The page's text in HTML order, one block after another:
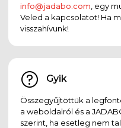
info@jadabo.com , egy
Veled a kapcsolatot! Ha
visszahívunk!
Gyik
Összegyűjtöttük a
a weboldalról és a
szerint, ha esetleg nem